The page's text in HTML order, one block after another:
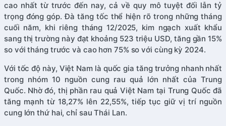
cao nhất từ trước đến nay, cả về quy mô tuyệt đối lẫn tỷ
trọng đóng góp. Đà tăng tốc thể hiện rõ trong những tháng
cuối năm, khi riêng tháng 12/2025, kim ngạch xuất khẩu
sang thị trường này đạt khoảng 523 triệu USD, tăng gần 15%
so với tháng trước và cao hơn 75% so với cùng kỳ 2024.
Với tốc độ này, Việt Nam là quốc gia tăng trưởng nhanh nhất
trong nhóm 10 nguồn cung rau quả lớn nhất của Trung
Quốc. Nhờ đó, thị phần rau quả Việt Nam tại Trung Quốc đã
tăng mạnh từ 18,27% lên 22,55%, tiếp tục giữ vị trí nguồn
cung lớn thứ hai, chỉ sau Thái Lan.